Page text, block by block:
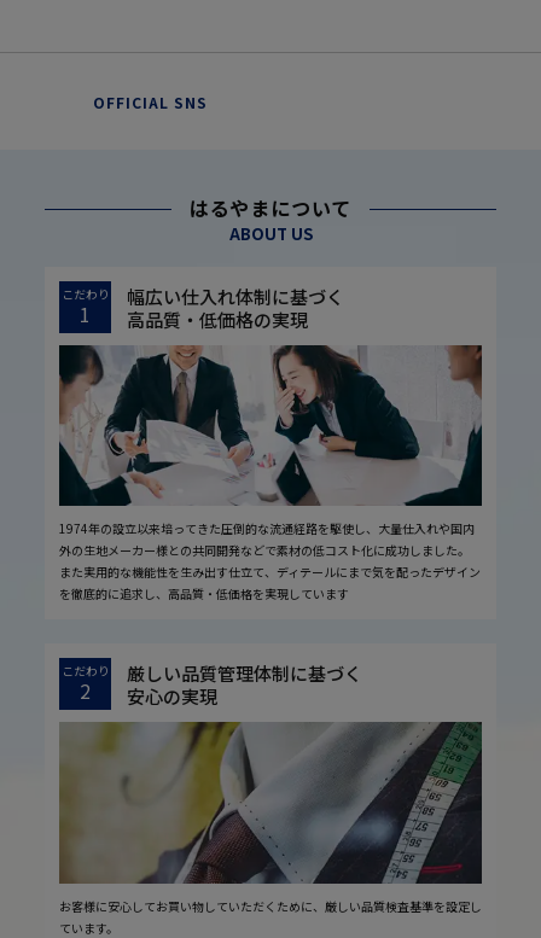
OFFICIAL SNS
はるやまについて
ABOUT US
こだわり
1
幅広い仕入れ体制に基づく
高品質・低価格の実現
1974年の設立以来培ってきた圧倒的な流通経路を駆使し、大量仕入れや国内
外の生地メーカー様との共同開発などで素材の低コスト化に成功しました。
また実用的な機能性を生み出す仕立て、ディテールにまで気を配ったデザイン
を徹底的に追求し、高品質・低価格を実現しています
こだわり
2
厳しい品質管理体制に基づく
安心の実現
お客様に安心してお買い物していただくために、厳しい品質検査基準を設定し
ています。